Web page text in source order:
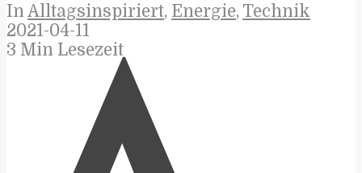
In Alltagsinspiriert, Energie, Technik
2021-04-11
3 Min Lesezeit